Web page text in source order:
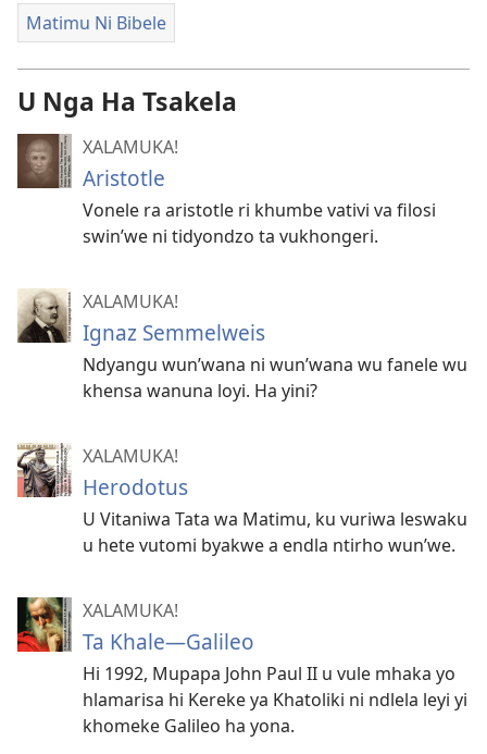
Matimu Ni Bibele
U Nga Ha Tsakela
XALAMUKA!
Aristotle
Vonele ra aristotle ri khumbe vativi va filosi
swin’we ni tidyondzo ta vukhongeri.
XALAMUKA!
Ignaz Semmelweis
Ndyangu wun’wana ni wun’wana wu fanele wu
khensa wanuna loyi. Ha yini?
XALAMUKA!
Herodotus
U Vitaniwa Tata wa Matimu, ku vuriwa leswaku
u hete vutomi byakwe a endla ntirho wun’we.
XALAMUKA!
Ta Khale—Galileo
Hi 1992, Mupapa John Paul II u vule mhaka yo
hlamarisa hi Kereke ya Khatoliki ni ndlela leyi yi
khomeke Galileo ha yona.